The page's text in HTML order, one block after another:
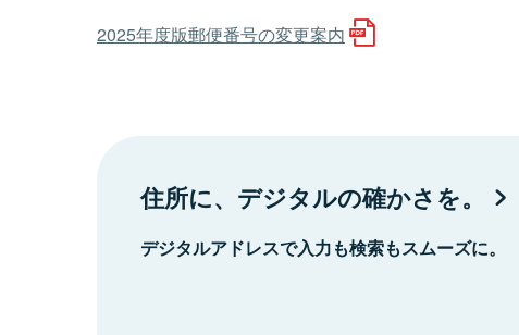
2025年度版郵便番号の変更案内
住所に、デジタルの確かさを。
デジタルアドレスで入力も検索もスムーズに。